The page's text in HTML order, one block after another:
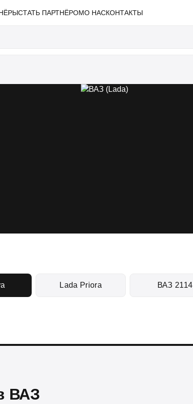
СТАТЬ ПАРТНЁРОМО НАСКОНТАКТЫ
Lada Priora ВАЗ 2114
ВАЗ